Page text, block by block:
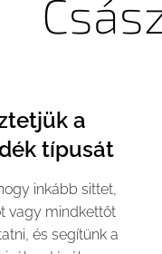
a
típusát
inkább sittet,
vagy mindkettőt
és segítünk a